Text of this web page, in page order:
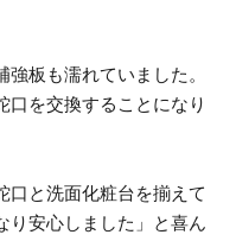
板も濡れていました。
口を交換することになり
口と洗面化粧台を揃えて
り安心しました」と喜ん